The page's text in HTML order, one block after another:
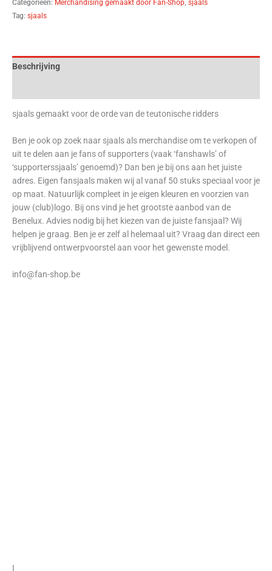
Categorieën: Merchandising gemaakt door Fan-Shop sjaals
Tag: sjaals
Beschrijving
sjaals gemaakt voor de orde van de teutonische ridders
Ben je ook op zoek naar sjaals als merchandise om te verkopen of
uit te delen aan je fans of supporters (vaak ‘fanshawls’ of
‘supporterssjaals’ genoemd)? Dan ben je bij ons aan het juiste
adres. Eigen fansjaals maken wij al vanaf 50 stuks speciaal voor je
op maat. Natuurlijk compleet in je eigen kleuren en voorzien van
jouw (club)logo. Bij ons vind je het grootste aanbod van de
Benelux. Advies nodig bij het kiezen van de juiste fansjaal? Wij
helpen je graag. Ben je er zelf al helemaal uit? Vraag dan direct een
vrijblijvend ontwerpvoorstel aan voor het gewenste model.
info@fan-shop.be
I